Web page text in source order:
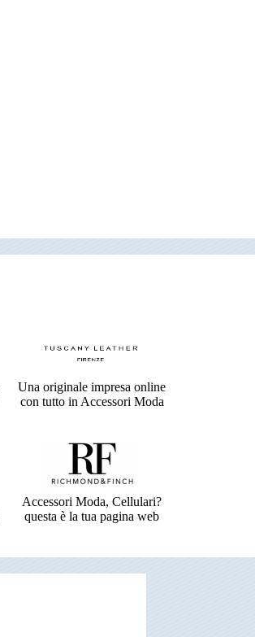
Una originale impresa online
con tutto in Accessori Moda
Accessori Moda, Cellulari?
questa è la tua pagina web